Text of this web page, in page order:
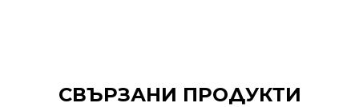
СВЪРЗАНИ ПРОДУКТИ